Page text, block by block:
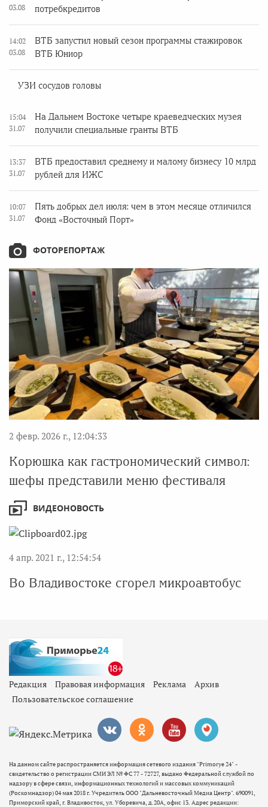
03.08
потребкредитов
14:02
03.08
ВТБ запустил новый сезон программы стажировок
ВТБ Юниор
УЗИ сосудов головы
15:04
31.07
На Дальнем Востоке четыре краеведческих музея
получили специальные гранты ВТБ
13:37
31.07
ВТБ предоставил среднему и малому бизнесу 10 млрд
рублей для ИЖС
10:07
31.07
Пять добрых дел июля: чем в этом месяце отличился
Фонд «Восточный Порт»
ФОТОРЕПОРТАЖ
2 февр. 2026 г., 12:04:33
Корюшка как гастрономический символ:
шефы представили меню фестиваля
ВИДЕОНОВОСТЬ
4 апр. 2021 г., 12:54:54
Во Владивостоке сгорел микроавтобус
Редакция Правовая информация Реклама
Архив
Пользовательское соглашение
На данном сайте распространяется информация сетевого издания "Primorye 24" -
свидетельство о регистрации СМИ ЭЛ № ФС 77 - 72727, выдано Федеральной службой по
надзору в сфере связи, информационных технологий и массовых коммуникаций
(Роскомнадзор) 04 мая 2018 г. Учредитель ООО "Дальневосточный Медиа Центр". 690091,
Приморский край, г. Владивосток, ул. Уборевича, д.20А, офис 13. Адрес редакции: